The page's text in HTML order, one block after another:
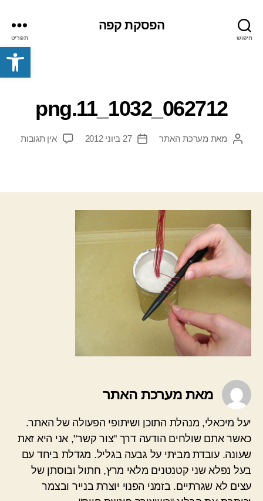
פתח סרגל נגישות
חיפוש
הפסקת קפה
תפריט
062712_1032_11.png
המחבר
מאת מערכת האתר
תאריך
27 ביוני 2012 אין תגובותעל
מאת מערכת האתר
יעל מיכאלי, מנהלת התוכן ושיתופי הפעולה של האתר.
כאשר אתם שולחים הודעה דרך "צור קשר", אני היא זאת
שעונה. עובדת מביתי על גבעה בגליל. מגדלת ביחד עם
בעל נפלא שני קטנטנים מלאי מרץ, חתול ובוסתן של
עצים לא שגרתיים. בזמני הפנוי יוצרת בנייר ובצמר